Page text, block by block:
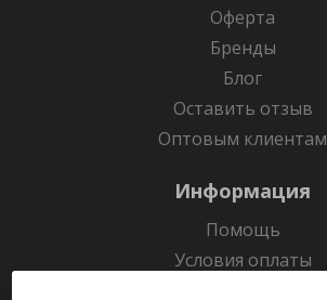
Оферта
Бренды
Блог
Оставить отзыв
Оптовым клиентам
Информация
Помощь
Условия оплаты